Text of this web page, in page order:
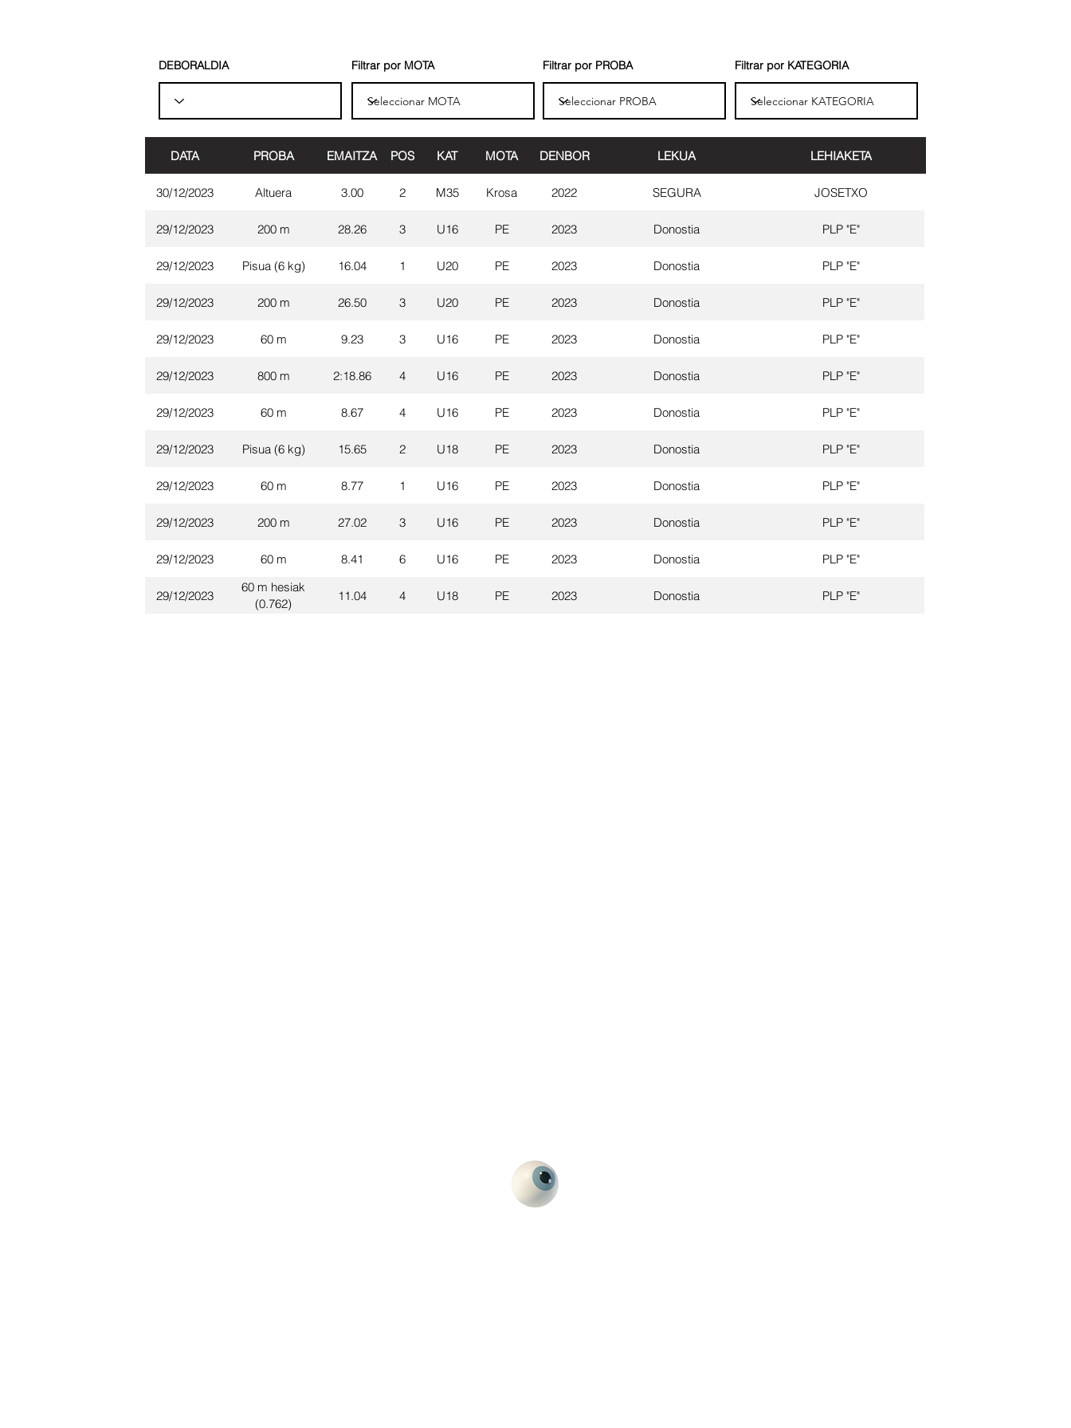
DEBORALDIA Filtrar por MOTA Filtrar por PROBA Filtrar por KATEGORIA
DATA PROBA EMAITZA POS KAT MOTA DENBOR LEKUA LEHIAKETA
30/12/2023 Altuera 3.00 2 M35 Krosa 2022 SEGURA JOSETXO
29/12/2023 200 m 28.26 3 U16 PE 2023 Donostia PLP "E"
29/12/2023 Pisua (6 kg) 16.04 1 U20 PE 2023 Donostia PLP "E"
29/12/2023 200 m 26.50 3 U20 PE 2023 Donostia PLP "E"
29/12/2023 60 m 9.23 3 U16 PE 2023 Donostia PLP "E"
29/12/2023 800 m 2:18.86 4 U16 PE 2023 Donostia PLP "E"
29/12/2023 60 m 8.67 4 U16 PE 2023 Donostia PLP "E"
29/12/2023 Pisua (6 kg) 15.65 2 U18 PE 2023 Donostia PLP "E"
29/12/2023 60 m 8.77 1 U16 PE 2023 Donostia PLP "E"
29/12/2023 200 m 27.02 3 U16 PE 2023 Donostia PLP "E"
29/12/2023 60 m 8.41 6 U16 PE 2023 Donostia PLP "E"
29/12/2023
60 m hesiak
(0.762)
11.04 4 U18 PE 2023 Donostia PLP "E"